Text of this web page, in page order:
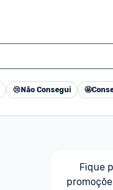
😢 Não Consegui 🤩
Fique